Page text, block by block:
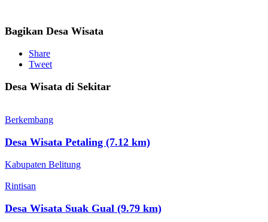
Bagikan Desa Wisata
Share
Tweet
Desa Wisata di Sekitar
Berkembang
Desa Wisata Petaling (7.12 km)
Kabupaten Belitung
Rintisan
Desa Wisata Suak Gual (9.79 km)